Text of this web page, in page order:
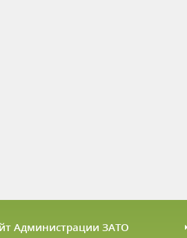
Администрации ЗАТО